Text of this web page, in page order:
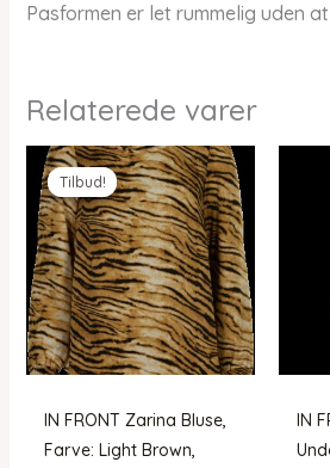
Pasformen er let rummelig uden
Relaterede varer
Tilbud!
Tilbud!
IN FRONT Zarina Bluse,
Farve: Light Brown,
IN